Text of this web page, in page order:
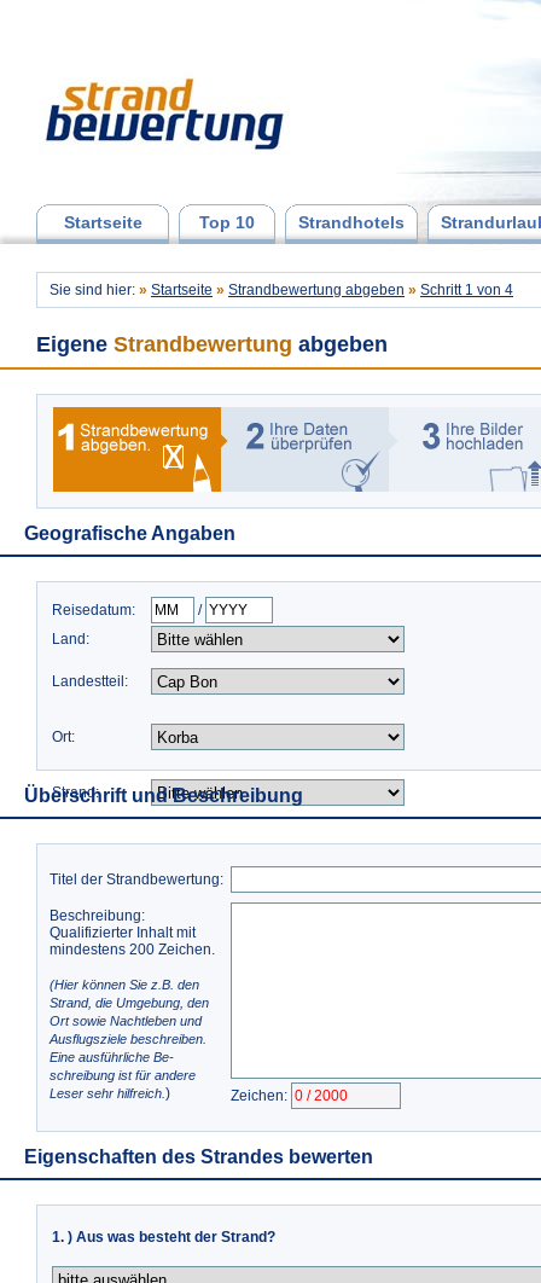
Startseite Top 10 Strandhotels
Sie sind hier: » Startseite » Strandbewertung abgeben » Schritt 1 von 4
Eigene Strandbewertung abgeben
Geografische Angaben
Reisedatum:
/
Land:
Landestteil:
Ort:
Strand:
Überschrift und Beschreibung
Titel der Strandbewertung:
Beschreibung:
Qualifizierter Inhalt mit
mindestens 200 Zeichen.
(Hier können Sie z.B. den
Strand, die Umgebung, den
Ort sowie Nachtleben und
Ausflugsziele beschreiben.
Eine ausführliche Be-
schreibung ist für andere
Leser sehr hilfreich. ) Zeichen:
Eigenschaften des Strandes bewerten
1. ) Aus was besteht der Strand?